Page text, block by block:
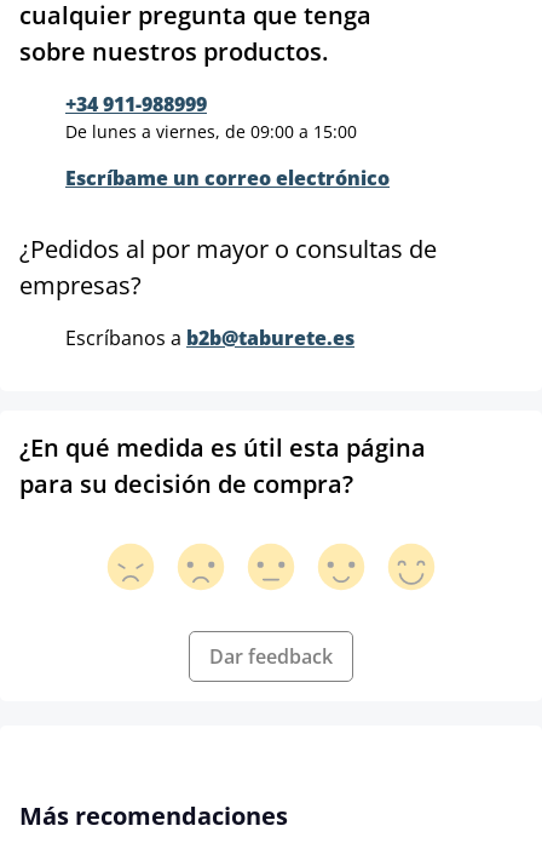
cualquier pregunta que tenga
sobre nuestros productos.
+34 911-988999
De lunes a viernes, de 09:00 a 15:00
Escríbame un correo electrónico
¿Pedidos al por mayor o consultas de
empresas?
Escríbanos a b2b@taburete.es
¿En qué medida es útil esta página
para su decisión de compra?
Dar feedback
Omitir la galería de productos
Más recomendaciones